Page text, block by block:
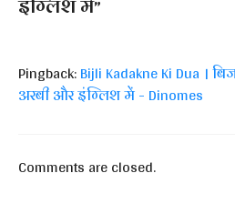
Pingback:Bijli Kadakne Ki Dua ।
अरबी और इंग्लिश में - Dinomes
Comments are closed.